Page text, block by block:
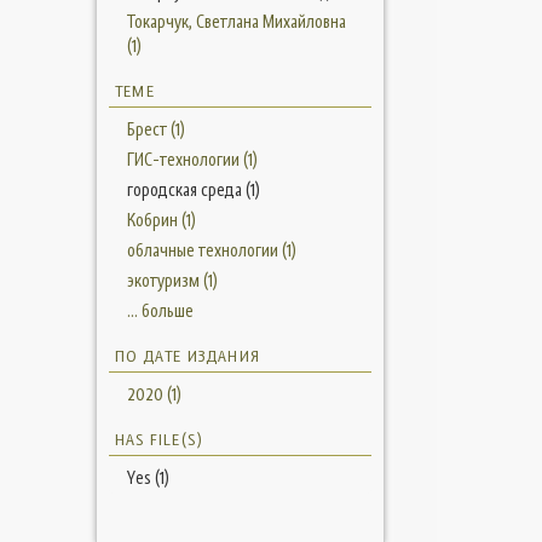
Токарчук, Светлана Михайловна
(1)
ТЕМЕ
Брест (1)
ГИС-технологии (1)
городская среда (1)
Кобрин (1)
облачные технологии (1)
экотуризм (1)
... больше
ПО ДАТЕ ИЗДАНИЯ
2020 (1)
HAS FILE(S)
Yes (1)